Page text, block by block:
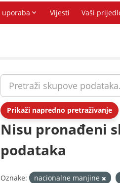
Prikaži napredno pretraživanje
Nisu pronađeni
podataka
Oznake: nacionalne manjine